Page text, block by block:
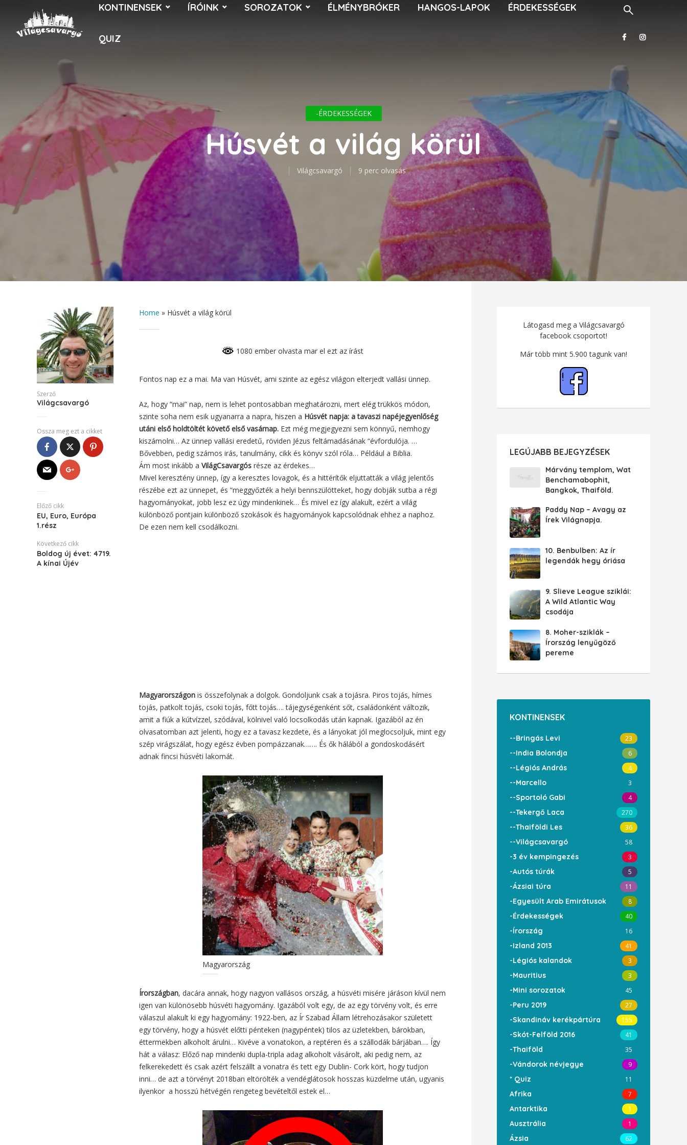
KONTINENSEK ÍRÓINK SOROZATOK ÉLMÉNYBRÓKER HANGOS-LAPOK ÉRDEKESSÉGEK
QUIZ
-ÉRDEKESSÉGEK
Húsvét a világ körül
Világcsavargó 9 perc olvasás
Szerző
Világcsavargó
Ossza meg ezt a cikket
Előző cikk
EU, Euro, Európa
1.rész
Következő cikk
Boldog új évet: 4719.
A kínai Újév
Home » Húsvét a világ körül
1080 ember olvasta mar el ezt az írást
Fontos nap ez a mai. Ma van Húsvét, ami szinte az egész világon elterjedt vallási ünnep.
Az, hogy “mai” nap, nem is lehet pontosabban meghatározni, mert elég trükkös módon,
szinte soha nem esik ugyanarra a napra, hiszen a Húsvét napja: a tavaszi napéjegyenlőség
utáni első holdtöltét követő első vasárnap. Ezt még megjegyezni sem könnyű, nemhogy
kiszámolni… Az ünnep vallási eredetű, röviden Jézus feltámadásának “évfordulója. …
Bővebben, pedig számos irás, tanulmány, cikk és könyv szól róla… Például a Biblia.
Ám most inkább a VilágCsavargós része az érdekes…
Mivel keresztény ünnep, így a keresztes lovagok, és a hittérítők eljuttatták a világ jelentős
részébe ezt az ünnepet, és “meggyőzték a helyi bennszülötteket, hogy dobják sutba a régi
hagyományokat, jobb lesz ez úgy mindenkinek… És mivel ez így alakult, ezért a világ
különböző pontjain különböző szokások és hagyományok kapcsolódnak ehhez a naphoz.
De ezen nem kell csodálkozni.
Magyarországon is összefolynak a dolgok. Gondoljunk csak a tojásra. Piros tojás, hímes
tojás, patkolt tojás, csoki tojás, főtt tojás…. tájegységenként sőt, családonként változik,
amit a fiúk a kútvízzel, szódával, kölnivel való locsolkodás után kapnak. Igazából az én
olvasatomban azt jelenti, hogy ez a tavasz kezdete, és a lányokat jól meglocsoljuk, mint egy
szép virágszálat, hogy egész évben pompázzanak……. És ők hálából a gondoskodásért
adnak fincsi húsvéti lakomát.
Magyarország
Írországban, dacára annak, hogy nagyon vallásos ország, a húsvéti misére járáson kívül nem
igen van különösebb húsvéti hagyomány. Igazából volt egy, de az egy törvény volt, és erre
válaszul alakult ki egy hagyomány: 1922-ben, az Ír Szabad Állam létrehozásakor született
egy törvény, hogy a húsvét előtti pénteken (nagypéntek) tilos az üzletekben, bárokban,
éttermekben alkoholt árulni… Kivéve a vonatokon, a reptéren és a szállodák bárjában…. Így
hát a válasz: Előző nap mindenki dupla-tripla adag alkoholt vásárolt, aki pedig nem, az
felkerekedett és csak azért felszállt a vonatra és tett egy Dublin- Cork kört, hogy tudjon
inni… de azt a törvényt 2018ban eltörölték a vendéglátosok hosszas küzdelme után, ugyanis
ilyenkor a hosszú hétvégén rengeteg bevételtől estek el…
Látogasd meg a Világcsavargó
facebook csoportot!
Már több mint 5.900 tagunk van!
LEGÚJABB BEJEGYZÉSEK
Márvány templom, Wat
Benchamabophit,
Bangkok, Thaiföld.
Paddy Nap – Avagy az
Írek Világnapja.
10. Benbulben: Az ír
legendák hegy óriása
9. Slieve League sziklái:
A Wild Atlantic Way
csodája
8. Moher-sziklák –
Írország lenyűgöző
pereme
KONTINENSEK
--Bringás Levi 23
--India Bolondja 6
--Légiós András 4
--Marcello 3
--Sportoló Gabi 4
--Tekergő Laca 270
--Thaiföldi Les 36
--Világcsavargó 58
-3 év kempingezés 3
-Autós túrák 5
-Ázsiai túra 11
-Egyesült Arab Emirátusok 8
-Érdekességek 40
-Írország 16
-Izland 2013 41
-Légiós kalandok 3
-Mauritius 3
-Mini sorozatok 45
-Peru 2019 27
-Skandináv kerékpártúra 155
-Skót-Felföld 2016 41
-Thaiföld 35
-Vándorok névjegye 9
* Quiz 11
Afrika 7
Antarktika 1
Ausztrália 1
Ázsia 62